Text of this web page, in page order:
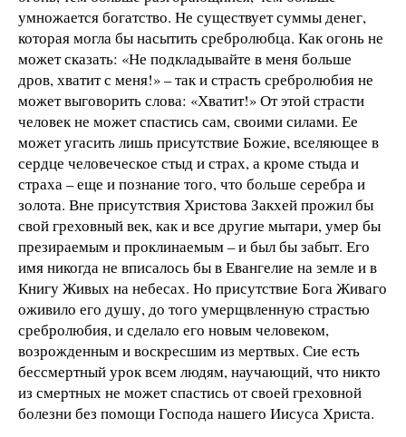
умножается богатство. Не существует суммы денег,
которая могла бы насытить сребролюбца. Как огонь не
может сказать: «Не подкладывайте в меня больше
дров, хватит с меня!» – так и страсть сребролюбия не
может выговорить слова: «Хватит!» От этой страсти
человек не может спастись сам, своими силами. Ее
может угасить лишь присутствие Божие, вселяющее в
сердце человеческое стыд и страх, а кроме стыда и
страха – еще и познание того, что больше серебра и
золота. Вне присутствия Христова Закхей прожил бы
свой греховный век, как и все другие мытари, умер бы
презираемым и проклинаемым – и был бы забыт. Его
имя никогда не вписалось бы в Евангелие на земле и в
Книгу Живых на небесах. Но присутствие Бога Живаго
оживило его душу, до того умерщвленную страстью
сребролюбия, и сделало его новым человеком,
возрожденным и воскресшим из мертвых. Сие есть
бессмертный урок всем людям, научающий, что никто
из смертных не может спастись от своей греховной
болезни без помощи Господа нашего Иисуса Христа.